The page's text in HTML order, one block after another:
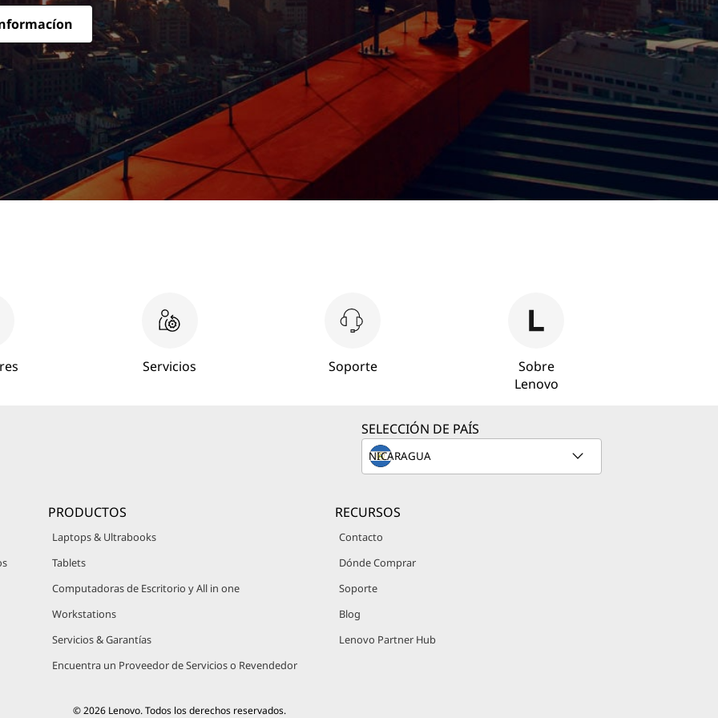
Leer el comunicado de prensa
Servicios Soporte
Sobre
Lenovo
SELECCIÓN DE PAÍS
PRODUCTOS
Laptops & Ultrabooks
Tablets
Computadoras de Escritorio y All in one
Workstations
Servicios & Garantías
Encuentra un Proveedor de Servicios o Revendedor
RECURSOS
Contacto
Dónde Comprar
Soporte
Blog
Lenovo Partner Hub
© 2026 Lenovo. Todos los derechos reservados.